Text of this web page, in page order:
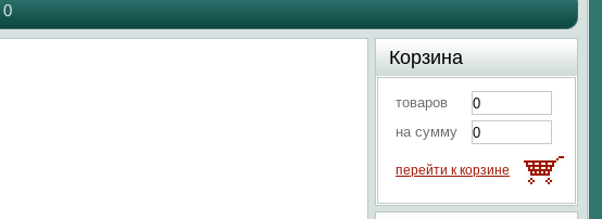
0
Корзина
товаров
на сумму
перейти к корзине